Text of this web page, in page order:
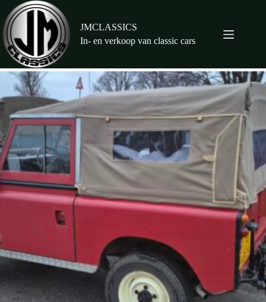
naar
de
inhoud
JMCLASSICS
In- en verkoop van classic cars